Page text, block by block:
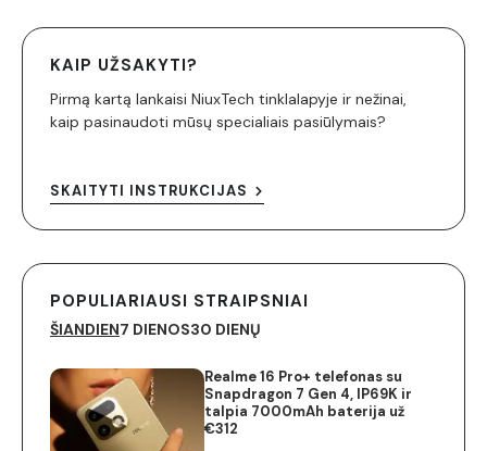
KAIP UŽSAKYTI?
Pirmą kartą lankaisi NiuxTech tinklalapyje ir nežinai,
kaip pasinaudoti mūsų specialiais pasiūlymais?
SKAITYTI INSTRUKCIJAS
POPULIARIAUSI STRAIPSNIAI
ŠIANDIEN7 DIENOS30 DIENŲ
Realme 16 Pro+ telefonas su
Snapdragon 7 Gen 4, IP69K ir
talpia 7000mAh baterija už
€312